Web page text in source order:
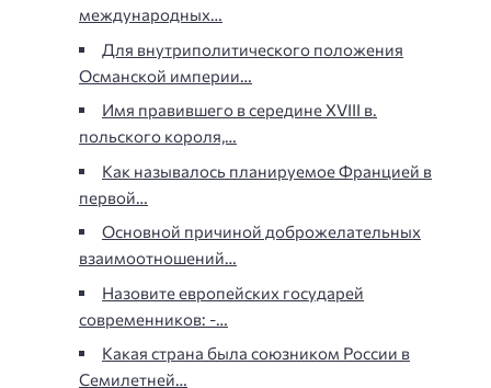
международных…
Для внутриполитического положения
Османской империи…
Имя правившего в середине XVIII в.
польского короля,…
Как называлось планируемое Францией в
первой…
Основной причиной доброжелательных
взаимоотношений…
Назовите европейских государей
современников: -…
Какая страна была союзником России в
Семилетней…